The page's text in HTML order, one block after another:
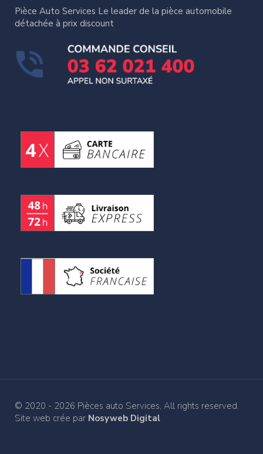
Pièce Auto Services Le leader de la pièce automobile
détachée à prix discount
© 2020 - 2026 Pièces auto Services, All rights reserved.
Site web crée par Nosyweb Digital